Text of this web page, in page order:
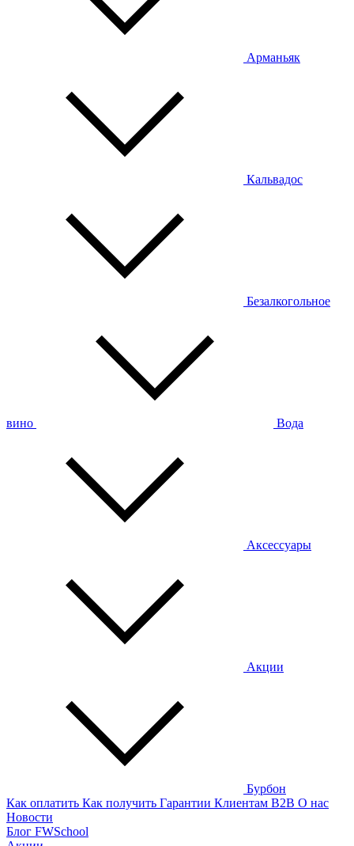
Арманьяк
Кальвадос
Безалкогольное
вино Вода
Аксессуары
Акции
Бурбон
Как оплатить Как получить Гарантии Клиентам B2B О нас
Новости
Блог FWSchool